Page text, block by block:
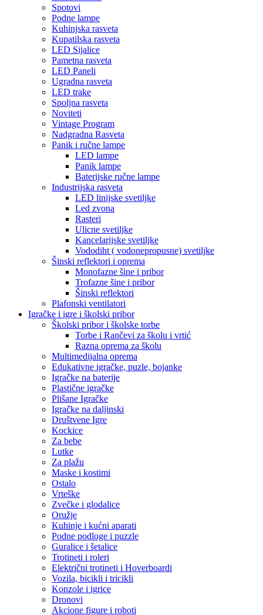
Spotovi
Podne lampe
Kuhinjska rasveta
Kupatilska rasveta
LED Sijalice
Pametna rasveta
LED Paneli
Ugradna rasveta
LED trake
Spoljna rasveta
Noviteti
Vintage Program
Nadgradna Rasveta
Panik i ručne lampe
LED lampe
Panik lampe
Baterijske ručne lampe
Industrijska rasveta
LED linijske svetiljke
Led zvona
Rasteri
Ulicne svetiljke
Kancelarijske svetiljke
Vododiht ( vodonepropusne) svetiljke
Šinski reflektori i oprema
Monofazne šine i pribor
Trofazne šine i pribor
Šinski reflektori
Plafonski ventilatori
Igračke i igre i školski pribor
Školski pribor i školske torbe
Torbe i Rančevi za školu i vrtić
Razna oprema za školu
Multimedijalna oprema
Edukativne igračke, puzle, bojanke
Igračke na baterije
Plastične igračke
Plišane Igračke
Igračke na daljinski
Društvene Igre
Kockice
Za bebe
Lutke
Za plažu
Maske i kostimi
Ostalo
Vrteške
Zvečke i glodalice
Oružje
Kuhinje i kućni aparati
Podne podloge i puzzle
Guralice i šetalice
Trotineti i roleri
Električni trotineti i Hoverboardi
Vozila, bicikli i tricikli
Konzole i igrice
Dronovi
Akcione figure i roboti